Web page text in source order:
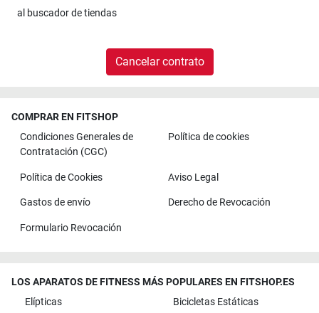
al buscador de tiendas
Cancelar contrato
COMPRAR EN FITSHOP
Condiciones Generales de
Contratación (CGC)
Política de cookies
Política de Cookies Aviso Legal
Gastos de envío Derecho de Revocación
Formulario Revocación
LOS APARATOS DE FITNESS MÁS POPULARES EN FITSHOP.ES
Elípticas
Bicicletas Estáticas